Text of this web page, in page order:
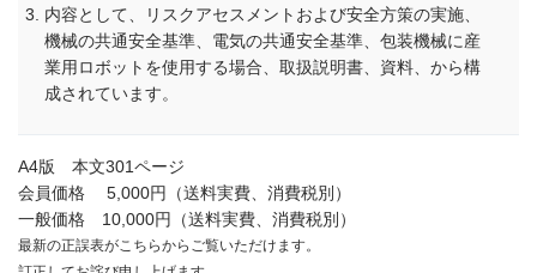
内容として、リスクアセスメントおよび安全方策の実施、
機械の共通安全基準、電気の共通安全基準、包装機械に産
業用ロボットを使用する場合、取扱説明書、資料、から構
成されています。
A4版 本文301ページ
会員価格 5,000円（送料実費、消費税別）
一般価格 10,000円（送料実費、消費税別）
最新の正誤表がこちらからご覧いただけます。